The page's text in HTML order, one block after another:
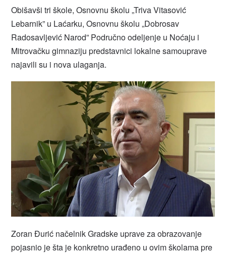
Obišavši tri škole, Osnovnu školu „Triva Vitasović
Lebarnik” u Laćarku, Osnovnu školu „Dobrosav
Radosavljević Narod” Područno odeljenje u Noćaju i
Mitrovačku gimnaziju predstavnici lokalne samouprave
najavili su i nova ulaganja.
Zoran Đurić načelnik Gradske uprave za obrazovanje
pojasnio je šta je konkretno urađeno u ovim školama pre